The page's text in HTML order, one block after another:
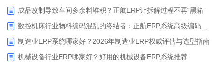
成品改制导致车间多余料堆积？正航ERP让拆解过程不再“黑箱”
制造业ERP系统哪家好？2026年制造业ERP权威评估与选型指南
机械设备行业ERP哪家好？好用的机械设备ERP系统推荐